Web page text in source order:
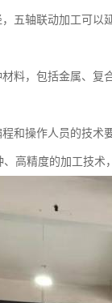
五轴联动加工可以
料，包括金属、复
和操作人员的技术
高精度的加工技术